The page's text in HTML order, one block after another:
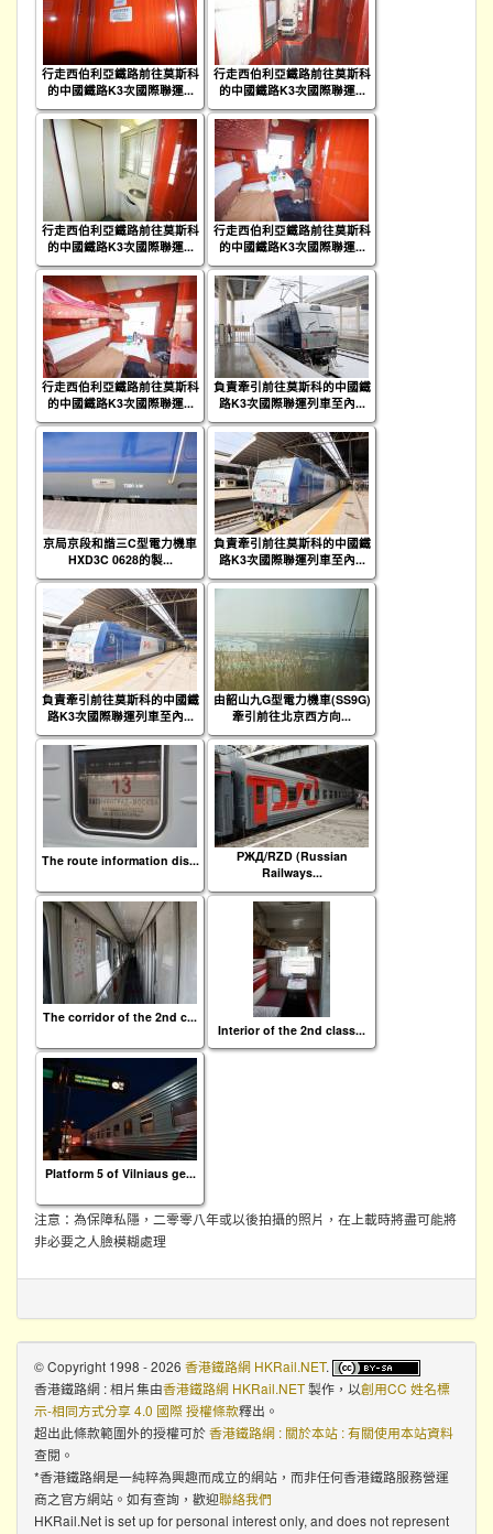
行走西伯利亞鐵路前往莫斯科
的中國鐵路K3次國際聯運...
行走西伯利亞鐵路前往莫斯科
的中國鐵路K3次國際聯運...
行走西伯利亞鐵路前往莫斯科
的中國鐵路K3次國際聯運...
行走西伯利亞鐵路前往莫斯科
的中國鐵路K3次國際聯運...
行走西伯利亞鐵路前往莫斯科
的中國鐵路K3次國際聯運...
負責牽引前往莫斯科的中國鐵
路K3次國際聯運列車至內...
京局京段和諧三C型電力機車
HXD3C 0628的製...
負責牽引前往莫斯科的中國鐵
路K3次國際聯運列車至內...
負責牽引前往莫斯科的中國鐵
路K3次國際聯運列車至內...
由韶山九G型電力機車(SS9G)
牽引前往北京西方向...
The route information dis...
РЖД/RZD (Russian
Railways...
The corridor of the 2nd c...
Interior of the 2nd class...
Platform 5 of Vilniaus ge...
注意：為保障私隱，二零零八年或以後拍攝的照片，在上載時將盡可能將
非必要之人臉模糊處理
© Copyright 1998 - 2026 香港鐵路網 HKRail.NET.
香港鐵路網 : 相片集由香港鐵路網 HKRail.NET製作，以創用CC 姓名標
示-相同方式分享 4.0 國際 授權條款釋出。
超出此條款範圍外的授權可於香港鐵路網 : 關於本站 : 有關使用本站資料
查閱。
*香港鐵路網是一純粹為興趣而成立的網站，而非任何香港鐵路服務營運
商之官方網站。如有查詢，歡迎聯絡我們
HKRail.Net is set up for personal interest only, and does not represent